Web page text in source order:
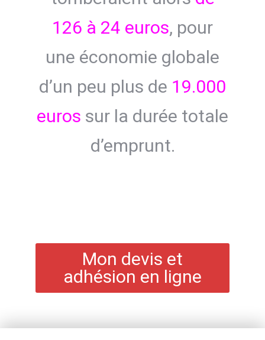
126 à 24 euros, pour
une économie globale
d’un peu plus de 19.000
euros sur la durée totale
d’emprunt.
Mon devis et
adhésion en ligne